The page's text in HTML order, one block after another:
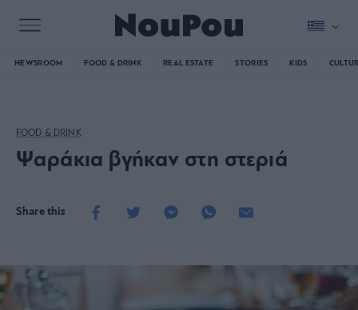
NEWSROOM FOOD & DRINK REAL ESTATE STORIES KIDS
FOOD & DRINK
Ψαράκια βγήκαν στη στεριά
Share this